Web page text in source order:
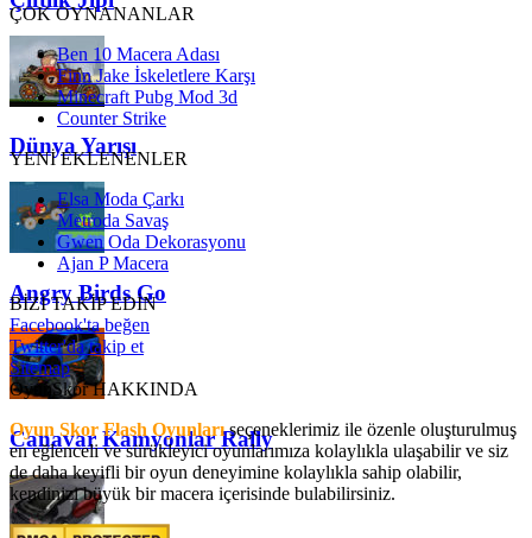
Dünya Yarışı
Angry Birds Go
Canavar Kamyonlar Rally
ÇOK OYNANANLAR
Ben 10 Macera Adası
Finn Jake İskeletlere Karşı
Minecraft Pubg Mod 3d
Counter Strike
YENİ EKLENENLER
Elsa Moda Çarkı
Metroda Savaş
Gwen Oda Dekorasyonu
Ajan P Macera
BİZİ TAKİP EDİN
Facebook'ta beğen
Twitter'da takip et
Sitemap
OyunSkor HAKKINDA
Oyun Skor Flash Oyunlarıseçeneklerimiz ile özenle oluşturulmuş
en eğlenceli ve sürükleyici oyunlarımıza kolaylıkla ulaşabilir ve siz
de daha keyifli bir oyun deneyimine kolaylıkla sahip olabilir,
kendinizi büyük bir macera içerisinde bulabilirsiniz.